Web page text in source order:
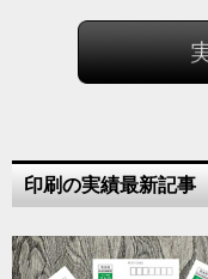
印刷の実績最新記事